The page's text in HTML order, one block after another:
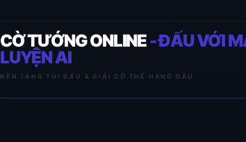
CỜ TƯỚNG ONLINE- ĐẤU VỚI
LUYỆN AI
NỀN TẢNG THI ĐẤU & GIẢI CỜ THẾ HÀNG ĐẦU